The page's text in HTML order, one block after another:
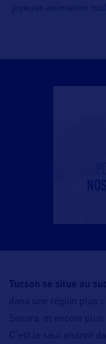
joyeuse animation
Tucson se situe au
dans une région plus
Sonora, et encore
C’est le seul endroit